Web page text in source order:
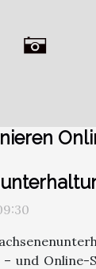
und Online-